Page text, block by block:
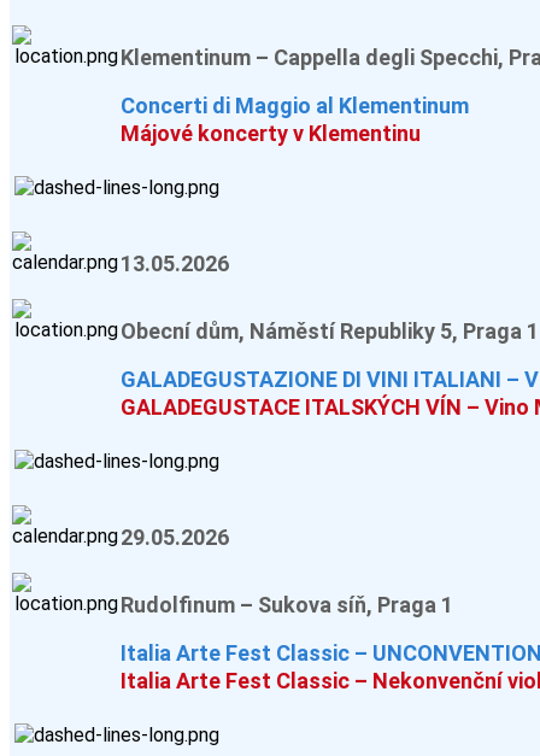
Klementinum – Cappella degli Specchi,
Concerti di Maggio al Klementinum
Májové koncerty v Klementinu
13.05.2026
Obecní dům, Náměstí Republiky 5, Praga 1
GALADEGUSTAZIONE DI VINI ITALIANI
GALADEGUSTACE ITALSKÝCH VÍN –
29.05.2026
Rudolfinum – Sukova síň, Praga 1
Italia Arte Fest Classic –
Italia Arte Fest Classic – Nekonvenční